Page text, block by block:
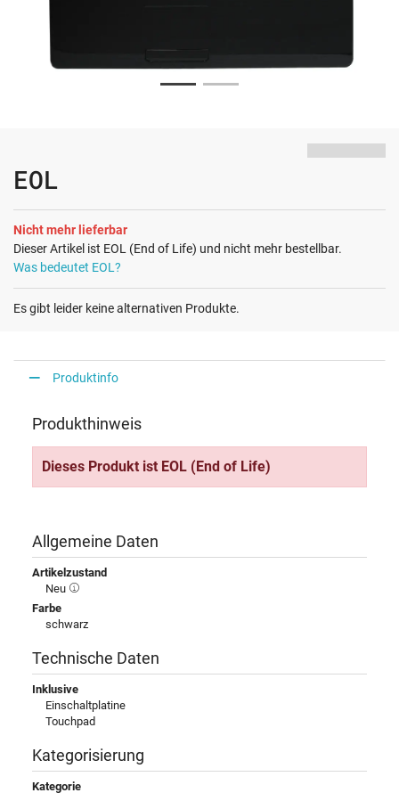
EOL
Nicht mehr lieferbar
Dieser Artikel ist EOL (End of Life) und nicht mehr bestellbar.
Was bedeutet EOL?
Es gibt leider keine alternativen Produkte.
Produktinfo
Produkthinweis
Dieses Produkt ist EOL (End of Life)
Allgemeine Daten
Artikelzustand
Neu
Farbe
schwarz
Technische Daten
Inklusive
Einschaltplatine
Touchpad
Kategorisierung
Kategorie